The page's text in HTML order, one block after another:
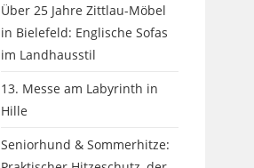
Über 25 Jahre Zittlau-Möbel
in Bielefeld: Englische Sofas
im Landhausstil
13. Messe am Labyrinth in
Hille
Seniorhund & Sommerhitze: